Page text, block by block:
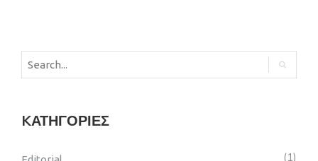
KΑΤΗΓΟΡΊΕΣ
1